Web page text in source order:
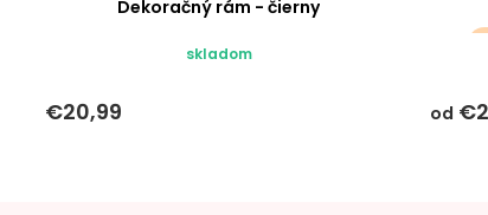
Dekoračný rám - čierny
skladom
€20,99 od